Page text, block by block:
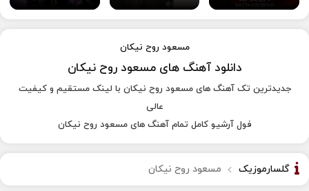
مسعود روح نیکان
دانلود آهنگ های مسعود روح نیکان
جدیدترین تک آهنگ های مسعود روح نیکان با لینک مستقیم و کیفیت
عالی
فول آرشیو کامل تمام آهنگ های مسعود روح نیکان
گلسارموزیک مسعود روح نیکان